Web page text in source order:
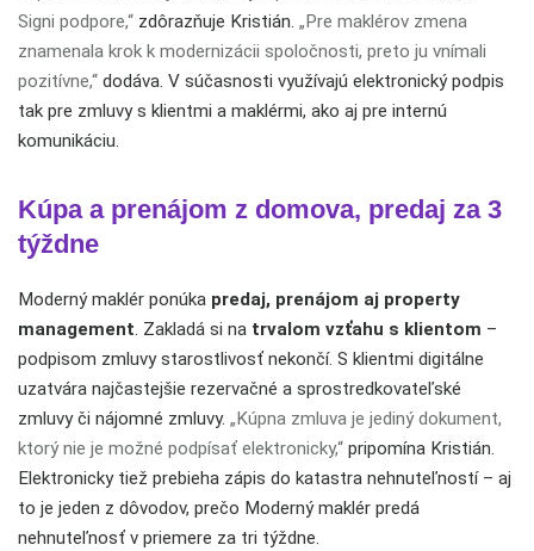
Signi podpore,“ zdôrazňuje Kristián. „Pre maklérov zmena
znamenala krok k modernizácii spoločnosti, preto ju vnímali
pozitívne,“ dodáva. V súčasnosti využívajú elektronický podpis
tak pre zmluvy s klientmi a maklérmi, ako aj pre internú
komunikáciu.
Kúpa a prenájom z domova, predaj za 3
týždne
Moderný maklér ponúka predaj, prenájom aj property
management. Zakladá si na trvalom vzťahu s klientom –
podpisom zmluvy starostlivosť nekončí. S klientmi digitálne
uzatvára najčastejšie rezervačné a sprostredkovateľské
zmluvy či nájomné zmluvy. „Kúpna zmluva je jediný dokument,
ktorý nie je možné podpísať elektronicky,“ pripomína Kristián.
Elektronicky tiež prebieha zápis do katastra nehnuteľností – aj
to je jeden z dôvodov, prečo Moderný maklér predá
nehnuteľnosť v priemere za tri týždne.